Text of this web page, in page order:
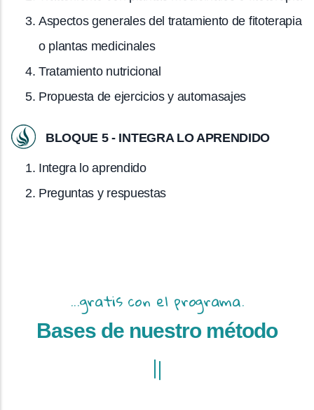
Aspectos generales del tratamiento de fitoterapia
o plantas medicinales
Tratamiento nutricional
Propuesta de ejercicios y automasajes
BLOQUE 5 - INTEGRA LO APRENDIDO
Integra lo aprendido
Preguntas y respuestas
...gratis con el programa.
Bases de nuestro método